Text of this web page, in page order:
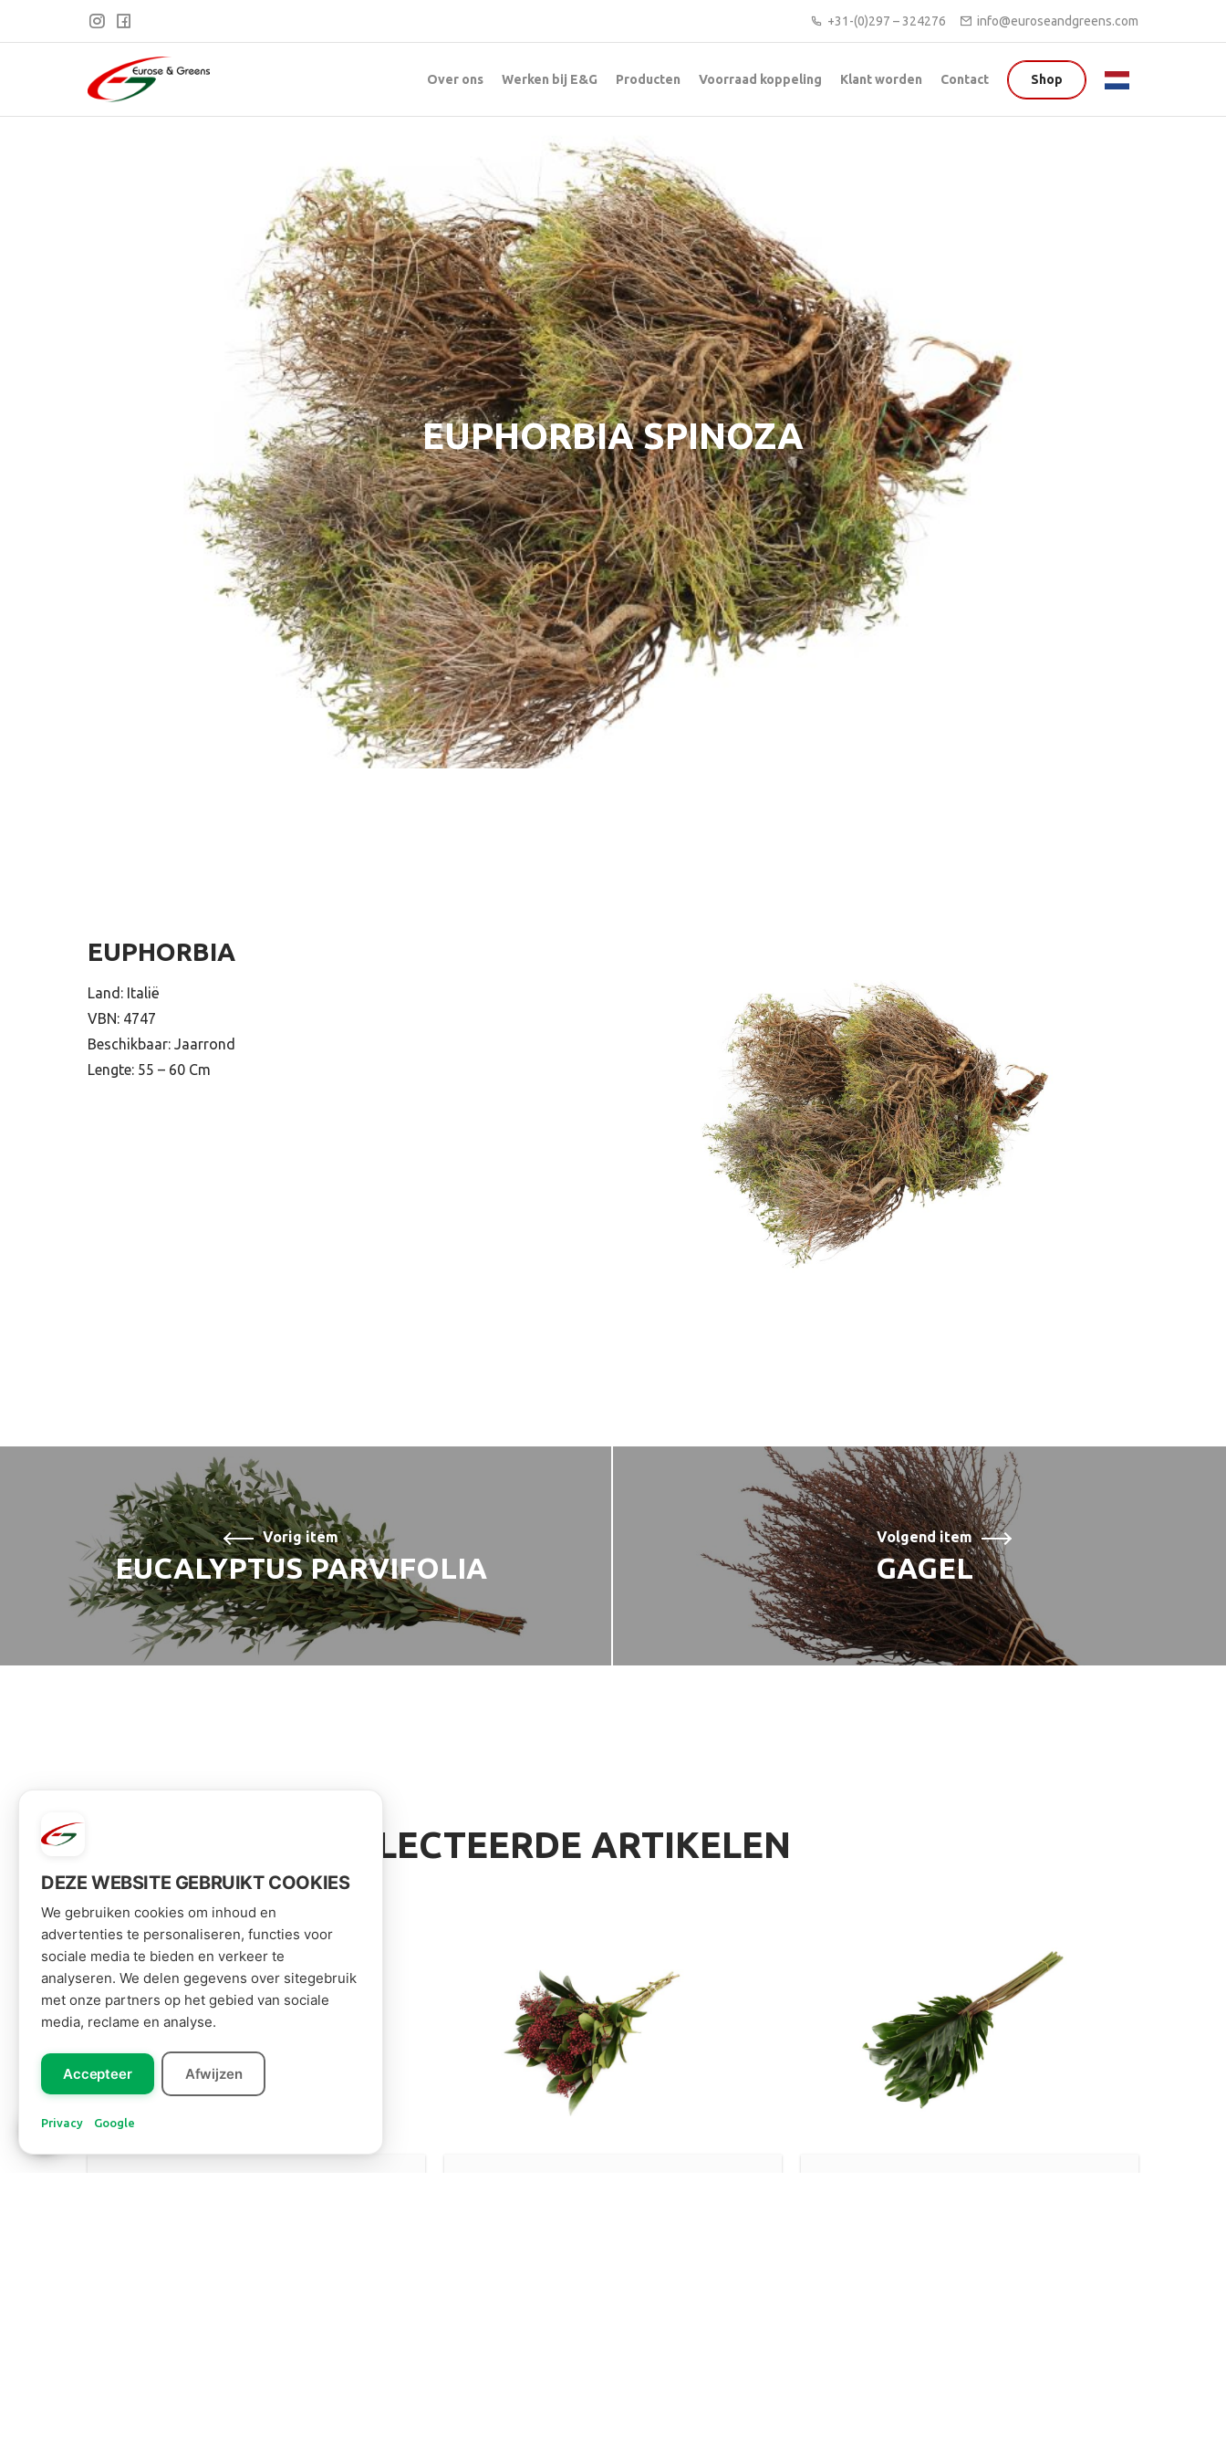
+31-(0)297 – 324276 info@euroseandgreens.com
Over ons Werken bij E&G Producten Voorraad koppeling Klant worden Contact Shop
EUPHORBIA SPINOZA
EUPHORBIA
Land: Italië
VBN: 4747
Beschikbaar: Jaarrond
Lengte: 55 – 60 Cm
Vorig item
EUCALYPTUS PARVIFOLIA
Volgend item
GAGEL
VOOR JOU GESELECTEERDE ARTIKELEN
DEZE WEBSITE GEBRUIKT COOKIES
We gebruiken cookies om inhoud en
advertenties te personaliseren, functies voor
sociale media te bieden en verkeer te
analyseren. We delen gegevens over sitegebruik
met onze partners op het gebied van sociale
media, reclame en analyse.
Accepteer Afwijzen
Privacy Google